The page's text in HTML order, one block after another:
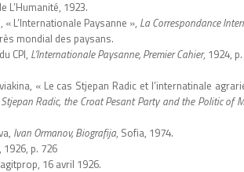
L’Humanité, 1923.
L’Internationale Paysanne », La Correspondance
mondial des paysans.
CPI, L’Internationale Paysanne, Premier Cahier, 1924,
« Le cas Stjepan Radic et l’internatinale
Stjepan Radic, the Croat Pesant Party and the Politic of
Ivan Ormanov, Biografija, Sofia, 1974.
1926, p. 726
agitprop, 16 avril 1926.